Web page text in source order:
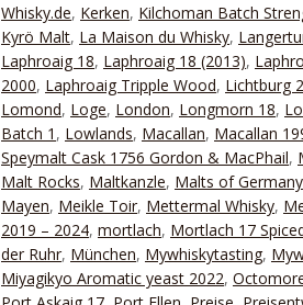
Whisky.de, Kerken, Kilchoman Batch
Kyrö Malt, La Maison du Whisky,
Laphroaig 18, Laphroaig 18 (2013),
2000, Laphroaig Tripple Wood, Lichtburg
Lomond, Loge, London, Longmorn 18,
Batch 1 , Lowlands, Macallan, Macallan
Speymalt Cask 1756 Gordon & MacPhail,
Malt Rocks, Maltkanzle, Malts of Germany
Mayen, Meikle Toir, Mettermal Whisky,
2019 – 2024, mortlach, Mortlach 17
der Ruhr, München, Mywhiskytasting,
Miyagikyo Aromatic yeast 2022,